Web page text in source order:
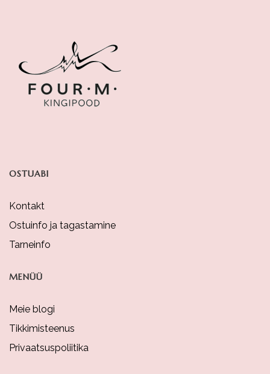
OSTUABI
Kontakt
Ostuinfo ja tagastamine
Tarneinfo
MENÜÜ
Meie blogi
Tikkimisteenus
Privaatsuspoliitika